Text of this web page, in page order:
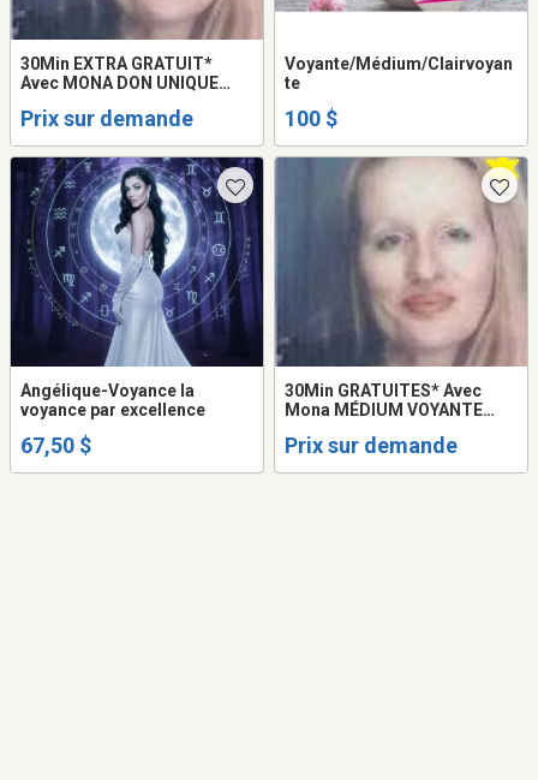
30Min EXTRA GRATUIT*
Avec MONA DON UNIQUE
MAGIE LOVE READING
Prix sur demande
Voyante/Médium/Clairvoyan
te
100 $
Angélique-Voyance la
voyance par excellence
67,50 $
30Min GRATUITES* Avec
Mona MÉDIUM VOYANTE
READING FRANCE QUÉBEC
Prix sur demande